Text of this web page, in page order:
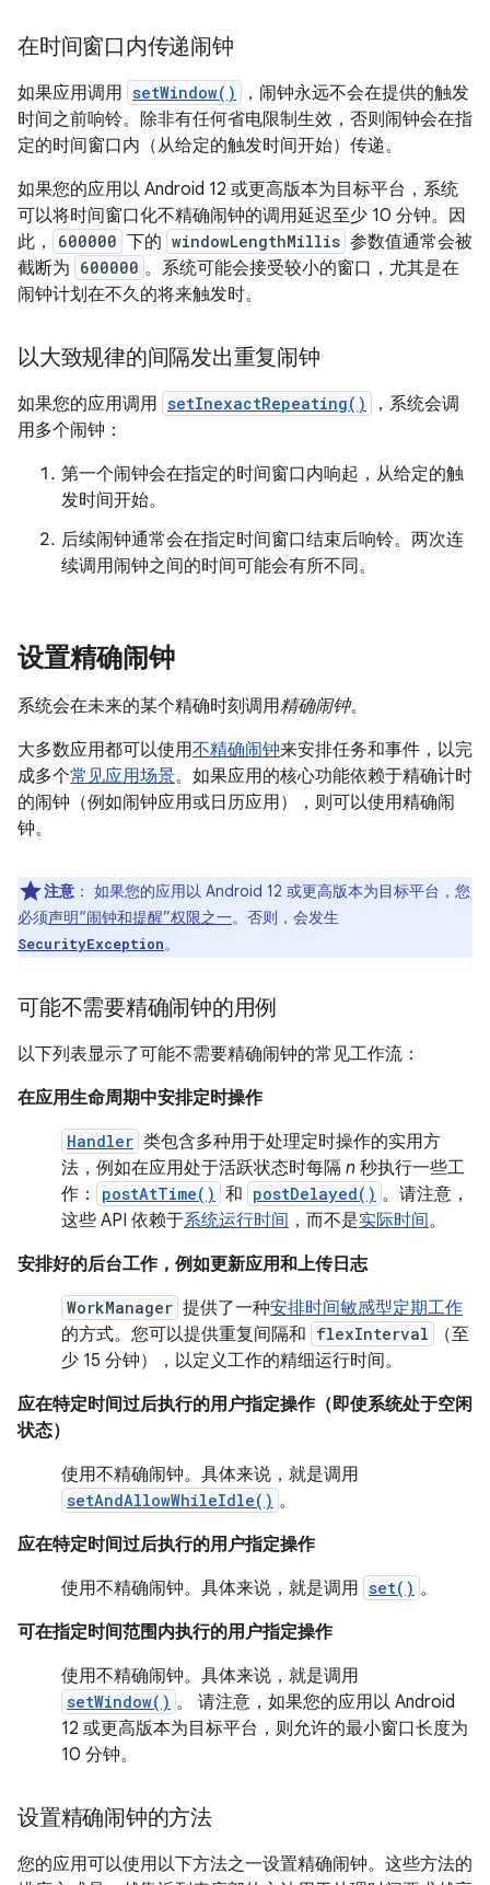
在时间窗口内传递闹钟
如果应用调用 setWindow()
，闹钟永远不会在提供的触发
时间之前响铃。除非有任何省电限制生效，否则闹钟会在指
定的时间窗口内（从给定的触发时间开始）传递。
如果您的应用以 Android 12 或更高版本为目标平台，系统
可以将时间窗口化不精确闹钟的调用延迟至少 10 分钟。因
此，
600000 下的 windowLengthMillis 参数值通常会被
截断为 600000 。系统可能会接受较小的窗口，尤其是在
闹钟计划在不久的将来触发时。
以大致规律的间隔发出重复闹钟
如果您的应用调用 setInexactRepeating()
，系统会调
用多个闹钟：
第一个闹钟会在指定的时间窗口内响起，从给定的触
发时间开始。
后续闹钟通常会在指定时间窗口结束后响铃。两次连
续调用闹钟之间的时间可能会有所不同。
设置精确闹钟
系统会在未来的某个精确时刻调用精确闹钟。
大多数应用都可以使用不精确闹钟来安排任务和事件，以完
成多个常见应用场景。如果应用的核心功能依赖于精确计时
的闹钟（例如闹钟应用或日历应用），则可以使用精确闹
钟。
注意 ： 如果您的应用以 Android 12 或更高版本为目标平台，您
必须声明“闹钟和提醒”权限之一。否则，会发生
SecurityException。
可能不需要精确闹钟的用例
以下列表显示了可能不需要精确闹钟的常见工作流：
在应用生命周期中安排定时操作
Handler 类包含多种用于处理定时操作的实用方
法，例如在应用处于活跃状态时每隔 n 秒执行一些工
作：
postAtTime() 和 postDelayed() 。请注意，
这些 API 依赖于系统运行时间 ，而不是实际时间。
安排好的后台工作，例如更新应用和上传日志
WorkManager 提供了一种安排时间敏感型定期工作
的方式。您可以提供重复间隔和 flexInterval
（至
少 15 分钟），以定义工作的精细运行时间。
应在特定时间过后执行的用户指定操作（即使系统处于空闲
状态）
使用不精确闹钟。具体来说，就是调用
setAndAllowWhileIdle() 。
应在特定时间过后执行的用户指定操作
使用不精确闹钟。具体来说，就是调用 set() 。
可在指定时间范围内执行的用户指定操作
使用不精确闹钟。具体来说，就是调用
setWindow() 。 请注意，如果您的应用以 Android
12 或更高版本为目标平台，则允许的最小窗口长度为
10 分钟。
设置精确闹钟的方法
您的应用可以使用以下方法之一设置精确闹钟。这些方法的